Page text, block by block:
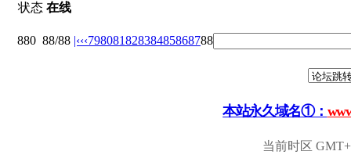
状态 在线
880 88/88 |‹‹‹79808182838485868788
本站永久域名①：
当前时区